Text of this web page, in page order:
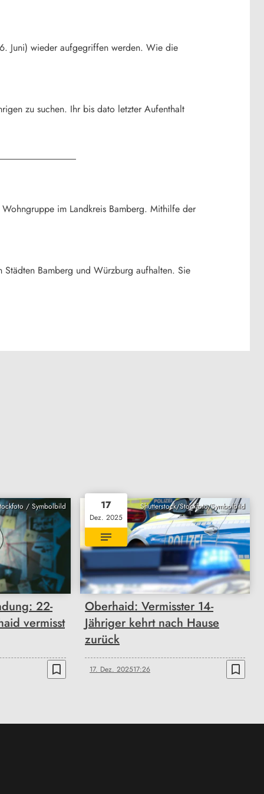
Juni) wieder aufgegriffen werden. Wie die
zu suchen. Ihr bis dato letzter Aufenthalt
im Landkreis Bamberg. Mithilfe der
Bamberg und Würzburg aufhalten. Sie
/ Symbolbild
22-
vermisst
bookmark_border
Shutterstock/Stockfoto/Symbolbild
17
Dez. 2025
Oberhaid: Vermisster 14-
Jähriger kehrt nach Hause
zurück
17. Dez. 202517:26 bookmark_border